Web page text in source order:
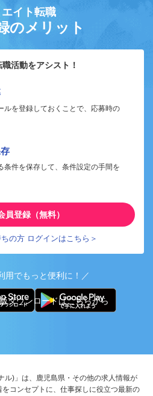
イト転職
のメリット
活動をアシスト！
ルを登録しておくことで、応募時の
条件を保存して、条件設定の手間を
員登録（無料）
の方 ログインはこちら＞
用でもっと便利に！／
ダウンロードはこちらから
ル)」は、鹿児島県・その他の求人情報が
コンセプトに、仕事探しに役立つ最新の